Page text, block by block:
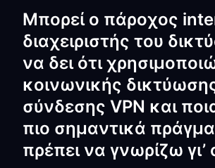
Μπορεί ο πάροχος
διαχειριστής του
να δει ότι
κοινωνικής
σύνδεσης VPN και
πιο σημαντικά
πρέπει να γνωρίζω γι’